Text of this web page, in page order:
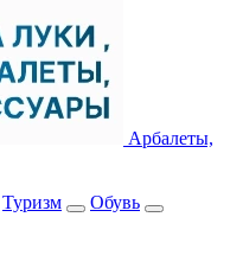
Арбалеты,
Туризм
Обувь